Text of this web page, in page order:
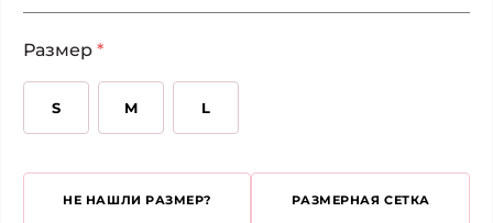
Размер *
S M L
НЕ НАШЛИ РАЗМЕР? РАЗМЕРНАЯ СЕТКА